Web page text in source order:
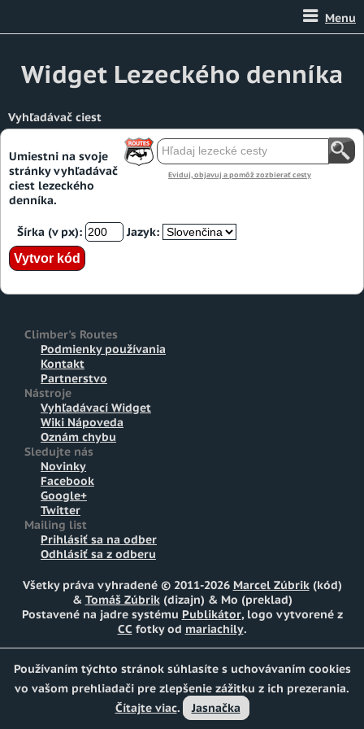
Menu
Widget Lezeckého denníka
Vyhľadávač ciest
Eviduj, objavuj a pomôž zozbierať cesty
Umiestni na svoje
stránky vyhľadávač
ciest lezeckého
denníka.
Šírka (v px): Jazyk:
Climber's Routes
Podmienky používania
Kontakt
Partnerstvo
Nástroje
Vyhľadávací Widget
Wiki Nápoveda
Oznám chybu
Sledujte nás
Novinky
Facebook
Google+
Twitter
Mailing list
Prihlásiť sa na odber
Odhlásiť sa z odberu
Všetky práva vyhradené © 2011-2026 Marcel Zúbrik(kód)
& Tomáš Zúbrik(dizajn) & Mo (preklad)
Postavené na jadre systému Publikátor, logo vytvorené z
CC fotky od mariachily.
Používaním týchto stránok súhlasíte s uchovávaním cookies
vo vašom prehliadači pre zlepšenie zážitku z ich prezerania.
Čítajte viac. Jasnačka